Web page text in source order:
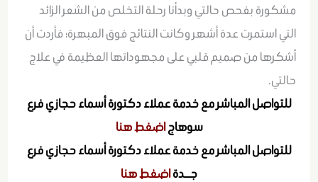
مشكورة بفحص حالتي وبدأنا رحلة التخلص من الشعر الزائد
التي استمرت عدة أشهر وكانت النتائج فوق المبهرة؛ فأردت أن
أشكرها من صميم قلبي على مجهوداتها العظيمة في علاج
حالتي.
للتواصل المباشر مع خدمة عملاء دكتورة أسماء حجازي فرع
سوهاجاضغط هنا
للتواصل المباشر مع خدمة عملاء دكتورة أسماء حجازي فرع
جــدةاضغط هنا